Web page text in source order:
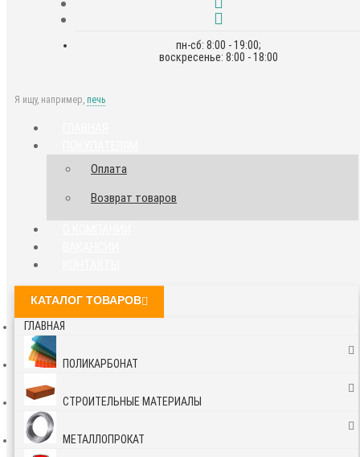
пн-сб: 8:00 - 19:00;
воскресенье: 8:00 - 18:00
Я ищу, например, печь
Оплата
Возврат товаров
КАТАЛОГ ТОВАРОВ
ГЛАВНАЯ
ПОЛИКАРБОНАТ
СТРОИТЕЛЬНЫЕ МАТЕРИАЛЫ
МЕТАЛЛОПРОКАТ